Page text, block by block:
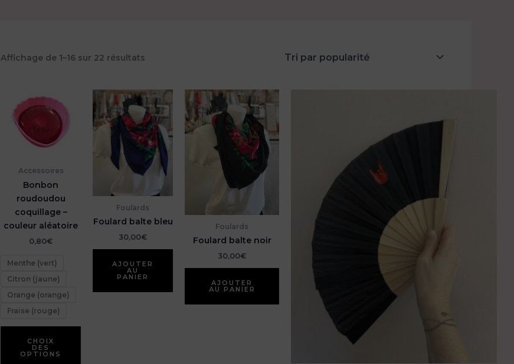
Affichage de 1–16 sur 22 résultats
Accessoires
Bonbon
roudoudou
coquillage –
couleur aléatoire
0,80€
Menthe (vert)
Citron (jaune)
Orange (orange)
Fraise (rouge)
CHOIX
DES
OPTIONS
Ce
Foulards
Foulard balte bleu
30,00€
AJOUTER
AU
PANIER
Foulards
Foulard balte noir
30,00€
AJOUTER
AU PANIER